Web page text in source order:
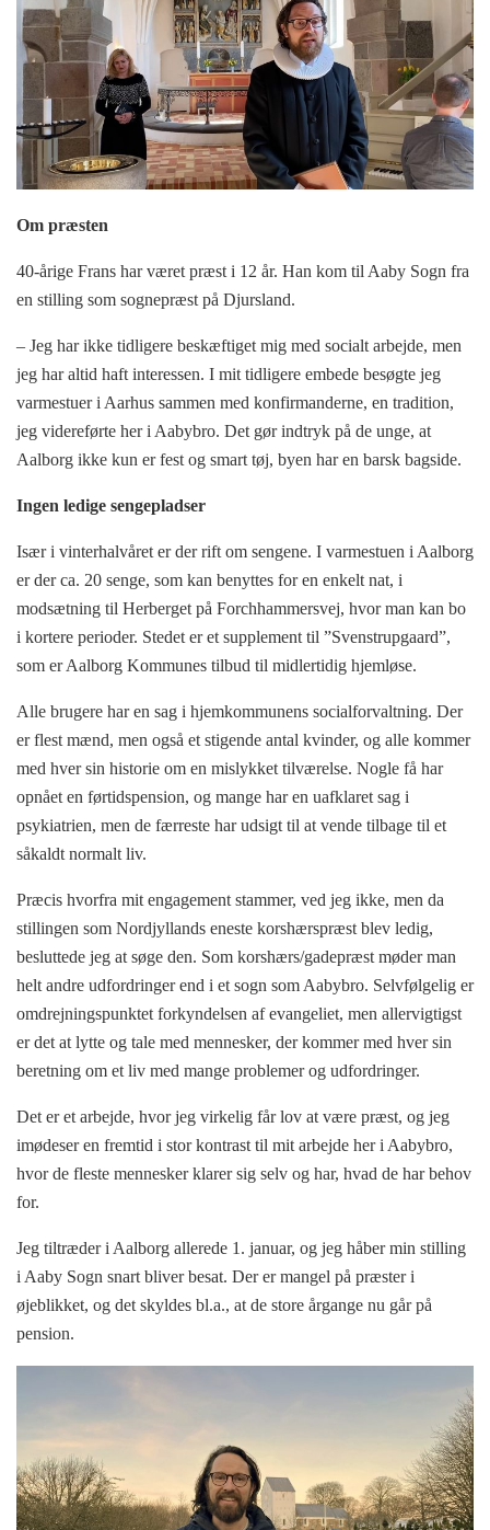
Om præsten
40-årige Frans har været præst i 12 år. Han kom til Aaby Sogn fra
en stilling som sognepræst på Djursland.
– Jeg har ikke tidligere beskæftiget mig med socialt arbejde, men
jeg har altid haft interessen. I mit tidligere embede besøgte jeg
varmestuer i Aarhus sammen med konfirmanderne, en tradition,
jeg videreførte her i Aabybro. Det gør indtryk på de unge, at
Aalborg ikke kun er fest og smart tøj, byen har en barsk bagside.
Ingen ledige sengepladser
Især i vinterhalvåret er der rift om sengene. I varmestuen i Aalborg
er der ca. 20 senge, som kan benyttes for en enkelt nat, i
modsætning til Herberget på Forchhammersvej, hvor man kan bo
i kortere perioder. Stedet er et supplement til ”Svenstrupgaard”,
som er Aalborg Kommunes tilbud til midlertidig hjemløse.
Alle brugere har en sag i hjemkommunens socialforvaltning. Der
er flest mænd, men også et stigende antal kvinder, og alle kommer
med hver sin historie om en mislykket tilværelse. Nogle få har
opnået en førtidspension, og mange har en uafklaret sag i
psykiatrien, men de færreste har udsigt til at vende tilbage til et
såkaldt normalt liv.
Præcis hvorfra mit engagement stammer, ved jeg ikke, men da
stillingen som Nordjyllands eneste korshærspræst blev ledig,
besluttede jeg at søge den. Som korshærs/gadepræst møder man
helt andre udfordringer end i et sogn som Aabybro. Selvfølgelig er
omdrejningspunktet forkyndelsen af evangeliet, men allervigtigst
er det at lytte og tale med mennesker, der kommer med hver sin
beretning om et liv med mange problemer og udfordringer.
Det er et arbejde, hvor jeg virkelig får lov at være præst, og jeg
imødeser en fremtid i stor kontrast til mit arbejde her i Aabybro,
hvor de fleste mennesker klarer sig selv og har, hvad de har behov
for.
Jeg tiltræder i Aalborg allerede 1. januar, og jeg håber min stilling
i Aaby Sogn snart bliver besat. Der er mangel på præster i
øjeblikket, og det skyldes bl.a., at de store årgange nu går på
pension.